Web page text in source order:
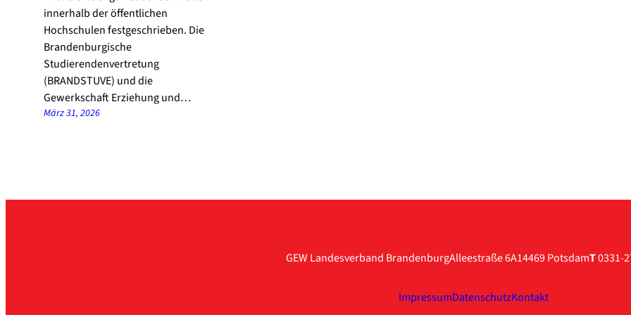
innerhalb der öffentlichen
Hochschulen festgeschrieben. Die
Brandenburgische
Studierendenvertretung
(BRANDSTUVE) und die
Gewerkschaft Erziehung und…
März 31, 2026
GEW Landesverband BrandenburgAlleestraße 6A14469 PotsdamT0331-
ImpressumDatenschutzKontakt